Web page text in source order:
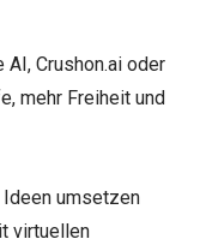
Crushon.ai oder
mehr Freiheit und
umsetzen
virtuellen